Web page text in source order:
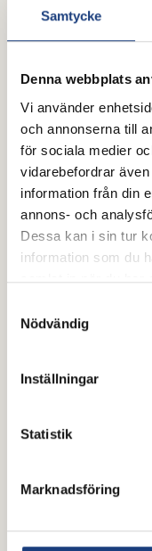
Samtycke
Denna webbplats
Vi använder
och annonserna till
för sociala medier
vidarebefordrar
information från din
annons- och
Dessa kan i sin tur
information som du
samlat in när du har
Nödvändig
Inställningar
Statistik
Marknadsföring
det räcker inte att
3 juni 2026
Ridskolan
forskning
Hästnäringen
forskningsprojekt
potentialen.
vet inte hur de